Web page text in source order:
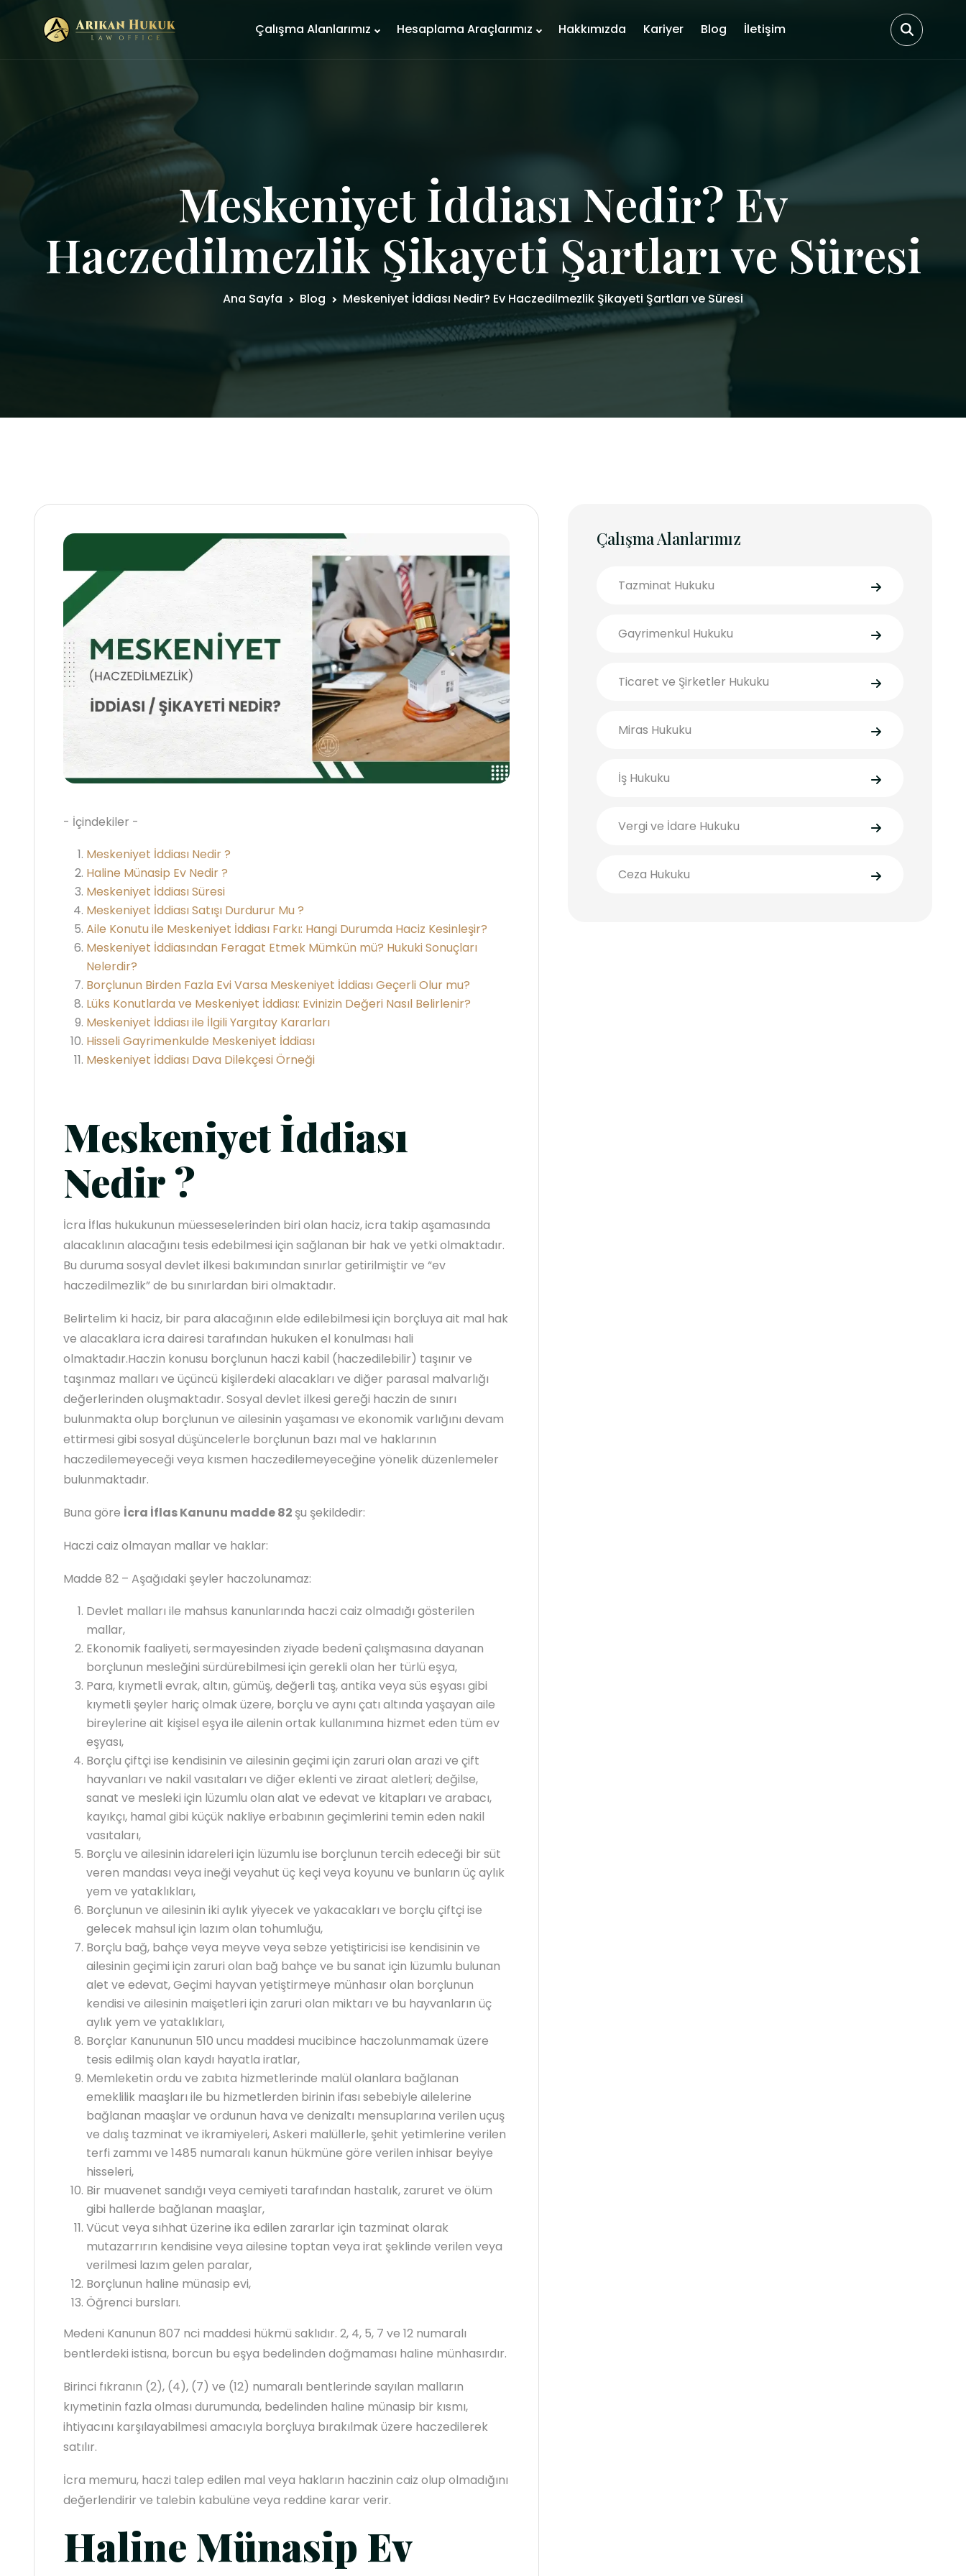
Çalışma Alanlarımız Hesaplama Araçlarımız Hakkımızda Kariyer Blog İletişim
Meskeniyet İddiası Nedir? Ev
Haczedilmezlik Şikayeti Şartları ve Süresi
Ana Sayfa Blog Meskeniyet İddiası Nedir? Ev Haczedilmezlik Şikayeti Şartları ve Süresi
- İçindekiler -
Meskeniyet İddiası Nedir ?
Haline Münasip Ev Nedir ?
Meskeniyet İddiası Süresi
Meskeniyet İddiası Satışı Durdurur Mu ?
Aile Konutu ile Meskeniyet İddiası Farkı: Hangi Durumda Haciz Kesinleşir?
Meskeniyet İddiasından Feragat Etmek Mümkün mü? Hukuki Sonuçları
Nelerdir?
Borçlunun Birden Fazla Evi Varsa Meskeniyet İddiası Geçerli Olur mu?
Lüks Konutlarda ve Meskeniyet İddiası: Evinizin Değeri Nasıl Belirlenir?
Meskeniyet İddiası ile İlgili Yargıtay Kararları
Hisseli Gayrimenkulde Meskeniyet İddiası
Meskeniyet İddiası Dava Dilekçesi Örneği
Meskeniyet İddiası
Nedir ?
İcra İflas hukukunun müesseselerinden biri olan haciz, icra takip aşamasında
alacaklının alacağını tesis edebilmesi için sağlanan bir hak ve yetki olmaktadır.
Bu duruma sosyal devlet ilkesi bakımından sınırlar getirilmiştir ve “ev
haczedilmezlik” de bu sınırlardan biri olmaktadır.
Belirtelim ki haciz, bir para alacağının elde edilebilmesi için borçluya ait mal hak
ve alacaklara icra dairesi tarafından hukuken el konulması hali
olmaktadır.Haczin konusu borçlunun haczi kabil (haczedilebilir) taşınır ve
taşınmaz malları ve üçüncü kişilerdeki alacakları ve diğer parasal malvarlığı
değerlerinden oluşmaktadır. Sosyal devlet ilkesi gereği haczin de sınırı
bulunmakta olup borçlunun ve ailesinin yaşaması ve ekonomik varlığını devam
ettirmesi gibi sosyal düşüncelerle borçlunun bazı mal ve haklarının
haczedilemeyeceği veya kısmen haczedilemeyeceğine yönelik düzenlemeler
bulunmaktadır.
Buna göre İcra İflas Kanunu madde 82 şu şekildedir:
Haczi caiz olmayan mallar ve haklar:
Madde 82 – Aşağıdaki şeyler haczolunamaz:
Devlet malları ile mahsus kanunlarında haczi caiz olmadığı gösterilen
mallar,
Ekonomik faaliyeti, sermayesinden ziyade bedenî çalışmasına dayanan
borçlunun mesleğini sürdürebilmesi için gerekli olan her türlü eşya,
Para, kıymetli evrak, altın, gümüş, değerli taş, antika veya süs eşyası gibi
kıymetli şeyler hariç olmak üzere, borçlu ve aynı çatı altında yaşayan aile
bireylerine ait kişisel eşya ile ailenin ortak kullanımına hizmet eden tüm ev
eşyası,
Borçlu çiftçi ise kendisinin ve ailesinin geçimi için zaruri olan arazi ve çift
hayvanları ve nakil vasıtaları ve diğer eklenti ve ziraat aletleri; değilse,
sanat ve mesleki için lüzumlu olan alat ve edevat ve kitapları ve arabacı,
kayıkçı, hamal gibi küçük nakliye erbabının geçimlerini temin eden nakil
vasıtaları,
Borçlu ve ailesinin idareleri için lüzumlu ise borçlunun tercih edeceği bir süt
veren mandası veya ineği veyahut üç keçi veya koyunu ve bunların üç aylık
yem ve yataklıkları,
Borçlunun ve ailesinin iki aylık yiyecek ve yakacakları ve borçlu çiftçi ise
gelecek mahsul için lazım olan tohumluğu,
Borçlu bağ, bahçe veya meyve veya sebze yetiştiricisi ise kendisinin ve
ailesinin geçimi için zaruri olan bağ bahçe ve bu sanat için lüzumlu bulunan
alet ve edevat, Geçimi hayvan yetiştirmeye münhasır olan borçlunun
kendisi ve ailesinin maişetleri için zaruri olan miktarı ve bu hayvanların üç
aylık yem ve yataklıkları,
Borçlar Kanununun 510 uncu maddesi mucibince haczolunmamak üzere
tesis edilmiş olan kaydı hayatla iratlar,
Memleketin ordu ve zabıta hizmetlerinde malül olanlara bağlanan
emeklilik maaşları ile bu hizmetlerden birinin ifası sebebiyle ailelerine
bağlanan maaşlar ve ordunun hava ve denizaltı mensuplarına verilen uçuş
ve dalış tazminat ve ikramiyeleri, Askeri malüllerle, şehit yetimlerine verilen
terfi zammı ve 1485 numaralı kanun hükmüne göre verilen inhisar beyiye
hisseleri,
Bir muavenet sandığı veya cemiyeti tarafından hastalık, zaruret ve ölüm
gibi hallerde bağlanan maaşlar,
Vücut veya sıhhat üzerine ika edilen zararlar için tazminat olarak
mutazarrırın kendisine veya ailesine toptan veya irat şeklinde verilen veya
verilmesi lazım gelen paralar,
Borçlunun haline münasip evi,
Öğrenci bursları.
Medeni Kanunun 807 nci maddesi hükmü saklıdır. 2, 4, 5, 7 ve 12 numaralı
bentlerdeki istisna, borcun bu eşya bedelinden doğmaması haline münhasırdır.
Birinci fıkranın (2), (4), (7) ve (12) numaralı bentlerinde sayılan malların
kıymetinin fazla olması durumunda, bedelinden haline münasip bir kısmı,
ihtiyacını karşılayabilmesi amacıyla borçluya bırakılmak üzere haczedilerek
satılır.
İcra memuru, haczi talep edilen mal veya hakların haczinin caiz olup olmadığını
değerlendirir ve talebin kabulüne veya reddine karar verir.
Haline Münasip Ev
Çalışma Alanlarımız
Tazminat Hukuku
Gayrimenkul Hukuku
Ticaret ve Şirketler Hukuku
Miras Hukuku
İş Hukuku
Vergi ve İdare Hukuku
Ceza Hukuku